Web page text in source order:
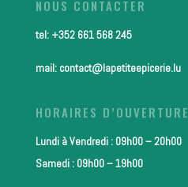
NOUS CONTACTER
tel: +352 661 568 245
mail: contact@lapetiteepicerie.lu
HORAIRES D’OUVERTURE
Lundi à Vendredi : 09h00 – 20h00
Samedi : 09h00 – 19h00